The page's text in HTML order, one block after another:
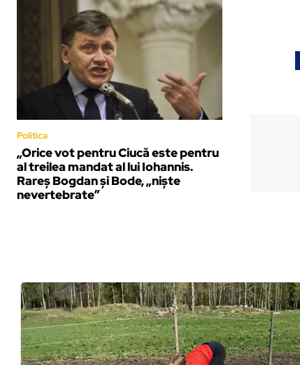
Politica
„Orice vot pentru Ciucă este pentru
al treilea mandat al lui Iohannis.
Rareș Bogdan și Bode, „niște
nevertebrate”